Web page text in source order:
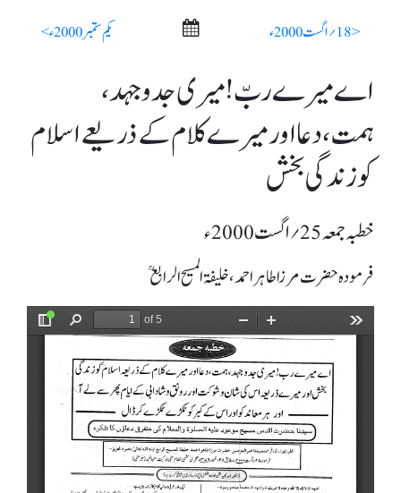
< 18؍ اگست 2000ء یکم ستمبر 2000ء >
اے میرے ربّ! میری جدوجہد،
ہمت،دعا اور میرے کلام کے ذریعے اسلام
کو زندگی بخش
خطبہ جمعہ 25؍ اگست 2000ء
فرمودہ حضرت مرزا طاہر احمد، خلیفۃ المسیح الرابعؒ